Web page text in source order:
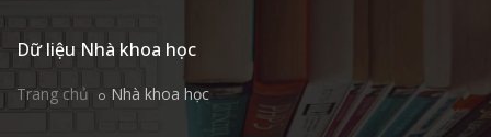
Dữ liệu Nhà khoa học
Trang chủ Nhà khoa học